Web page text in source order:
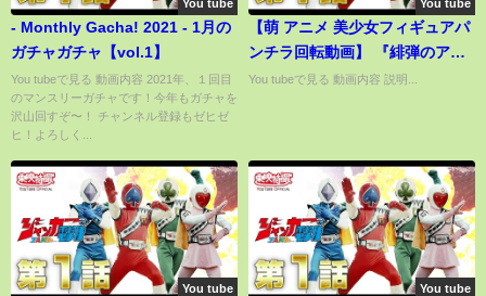
You tube
- Monthly Gacha! 2021 - 1月の
ガチャガチャ【vol.1】
You tubeで見る 動画内容 2021年、１回目
のマンスリーガチャです！今年もガチャを
沢山回すぞ〜！ チャンネル登録もゼヒゼ
ヒ！よろしく...
You tube
【萌 アニメ 美少女フィギュアパ
ンチラ回転動画】 『緋弾のアリ
ア』の『峰理子』を回転させて
You tubeで見る 動画内容 説明...
You tube You tube